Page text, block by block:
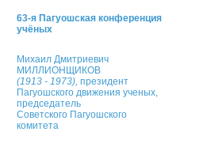
63-я Пагуошская конференция
учёных
Михаил Дмитриевич
МИЛЛИОНЩИКОВ
(1913 - 1973), президент
Пагуошского движения ученых,
председатель
Советского Пагуошского
комитета